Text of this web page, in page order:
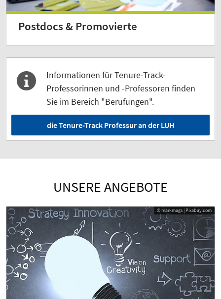
Postdocs & Promovierte
Informationen für Tenure-Track-
Professorinnen und -Professoren finden
Sie im Bereich "Berufungen".
die Tenure-Track Professur an der LUH
UNSERE ANGEBOTE
© markmags | Pixabay.com